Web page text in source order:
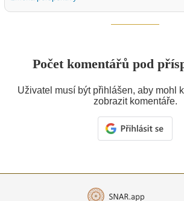
Počet komentářů pod
Uživatel musí být přihlášen, aby mohl
zobrazit komentáře.